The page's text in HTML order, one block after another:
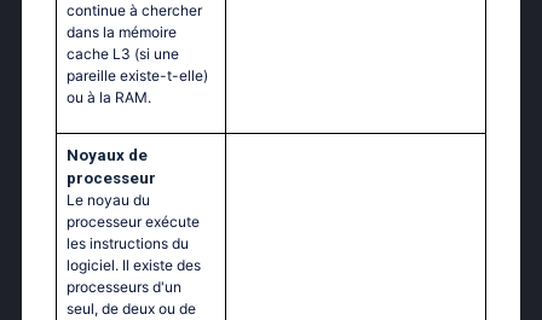
continue à chercher
dans la mémoire
cache L3 (si une
pareille existe-t-elle)
ou à la RAM.
Noyaux de
processeur
Le noyau du
processeur exécute
les instructions du
logiciel. Il existe des
processeurs d'un
seul, de deux ou de